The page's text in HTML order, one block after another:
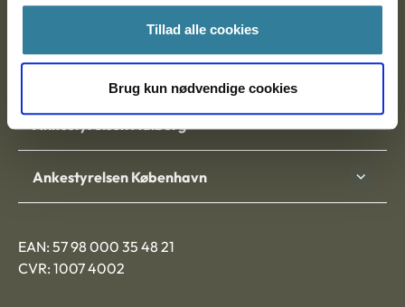
Tillad alle cookies
Brug kun nødvendige cookies
9000 Aalborg
Ankestyrelsen Aalborg
Ankestyrelsen København
EAN: 57 98 000 35 48 21
CVR: 1007 4002